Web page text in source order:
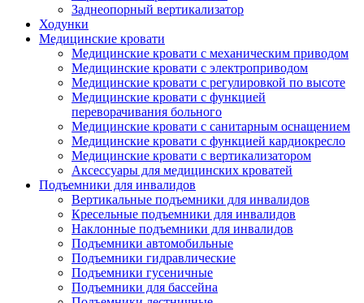
Заднеопорный вертикализатор
Ходунки
Медицинские кровати
Медицинские кровати с механическим приводом
Медицинские кровати с электроприводом
Медицинские кровати с регулировкой по высоте
Медицинские кровати с функцией
переворачивания больного
Медицинские кровати с санитарным оснащением
Медицинские кровати с функцией кардиокресло
Медицинские кровати с вертикализатором
Аксессуары для медицинских кроватей
Подъемники для инвалидов
Вертикальные подъемники для инвалидов
Кресельные подъемники для инвалидов
Наклонные подъемники для инвалидов
Подъемники автомобильные
Подъемники гидравлические
Подъемники гусеничные
Подъемники для бассейна